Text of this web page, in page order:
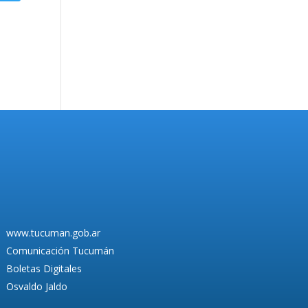
www.tucuman.gob.ar
Comunicación Tucumán
Boletas Digitales
Osvaldo Jaldo